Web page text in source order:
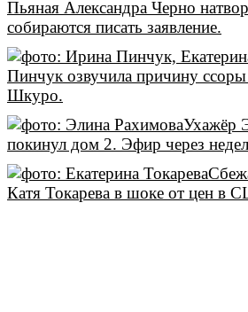
Пьяная Александра Черно
собираются писать заявление.
Пинчук озвучила причину
Шкуро.
Ухажёр
покинул дом 2. Эфир через
Катя Токарева в шоке от цен в